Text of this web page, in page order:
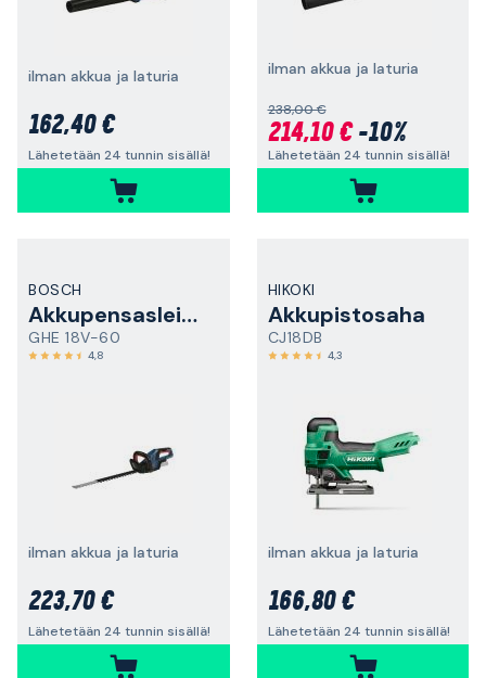
ilman akkua ja laturia
162,40 €
Lähetetään 24 tunnin sisällä!
ilman akkua ja laturia
238,00 €
214,10 €-10%
Lähetetään 24 tunnin sisällä!
BOSCH
Akkupensasleikkuri
GHE 18V-60
4,8
ilman akkua ja laturia
223,70 €
Lähetetään 24 tunnin sisällä!
HIKOKI
Akkupistosaha
CJ18DB
4,3
ilman akkua ja laturia
166,80 €
Lähetetään 24 tunnin sisällä!